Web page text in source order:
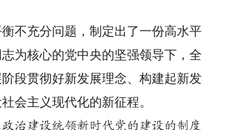
不充分问题，制定出了一份高水平
为核心的党中央的坚强领导下，全
段贯彻好新发展理念、构建起新发
会主义现代化的新征程。
建设统领新时代党的建设的制度